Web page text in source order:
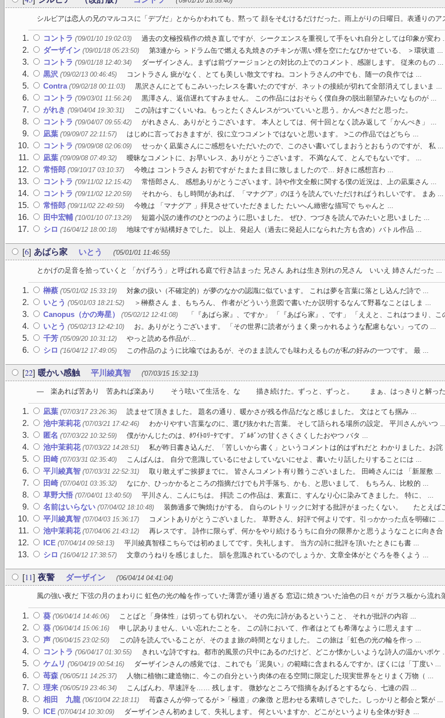
シルビアは恋人の兄のマルコスに「デブだ」とからかわれても、黙って 顔をそむけるだけだった。雨上がりの日曜日。表通りのア
コントラ ('09/01/10 19:02:03) 過去の文極投稿作の焼き直しですが、シークエンスを重視して手をいれ自分としては印象が変わ ...
ダーザイン ('09/01/18 05:23:50) 第3連から ＞ドラム缶で燃える丸焼きのチキンが黒い煙を空にたなびかせている、 ＞環状道 ...
コントラ ('09/01/18 12:40:34) ダーザインさん。まずは前ヴァージョンとの対比の上でのコメント、感謝します。 従来のもの ...
黒沢 ('09/02/13 00:46:45) コントラさん 疵がなく、とても美しい散文ですね。コントラさんの中でも、随一の良作では ...
Contra ('09/02/18 00:11:03) 黒沢さんにとてもこみいったレスを書いたのですが、ネットの接続が切れて全部消えてしまいま ...
コントラ ('09/03/01 11:56:24) 黒澤さん、返信遅れてすみません。 この作品にはおそらく僕自身の脱出願望みたいなものが ...
がれき ('09/04/04 19:30:31) この詩はすごくいいね。もっとたくさんレスがついていいと思う。かんぺきだと思った。
コントラ ('09/04/07 09:55:42) がれきさん、ありがとうございます。 本人としては、何十回となく読み返して「かんぺき」 ...
凪葉 ('09/09/07 22:11:57) はじめに言っておきますが、役に立つコメントではないと思います。 >この作品ではどちら ...
コントラ ('09/09/08 02:06:09) せっかく凪葉さんにご感想をいただいたので、このさい書いてしまおうとおもうのですが、 私 ...
凪葉 ('09/09/08 07:49:32) 曖昧なコメントに、お早いレス、ありがとうございます。 不満なんて、とんでもないです。 ...
常悟郎 ('09/10/17 03:10:37) 今晩は コントラさん お初ですが たまたま目に致しましたので… 好きに感想言わ ...
コントラ ('09/11/02 12:15:42) 常悟郎さん、 感想ありがとうございます。詩や作文全般に関する僕の近況は、上の凪葉さん ...
コントラ ('09/11/02 12:20:59) それから、もし時間があれば、「マナグア」のほうを読んでいただければうれしいです。 まあ ...
常悟郎 ('09/11/02 22:49:59) 今晩は 「マナグア 」拝見させていただきました たいへん緻密な描写で ちゃんと ...
田中宏輔 ('10/01/10 07:13:29) 短篇小説の連作のひとつのように思いました。 ぜひ、つづきを読んでみたいと思いました ...
シロ ('16/04/12 18:00:18) 地味ですが結構好きでした。 以上、発起人（過去に発起人になられた方も含め）バトル作品 ...
[6] あばら家 いとう ('05/01/01 11:46:55)
とかげの足音を拾っていくと 「かげろう」と呼ばれる庭で行き詰まった 兄さん あれは生き別れの兄さん いいえ 姉さんだった ...
榊蔡 ('05/01/02 15:33:19) 対象の扱い（不確定的）が夢のなかの認識に似ています。 これは夢を言葉に落とし込んだ詩で ...
いとう ('05/01/03 18:21:52) ＞榊蔡さん ま、もちろん、 作者がどういう意図で書いたか説明するなんて野暮なことはしま ...
Canopus（かの寿星） ('05/02/12 12:41:08) 「『あばら家』、ですか」 「『あばら家』、です」 「ええと、これはつまり、こ
いとう ('05/02/13 12:42:10) お。ありがとうございます。 「その世界に読者がうまく乗っかれるような配慮もない」っての ...
千芳 ('05/09/20 10:31:12) やっと読める作品が…
シロ ('16/04/12 17:49:05) この作品のように比喩ではあるが、そのまま読んでも味わえるものが私の好みの一つです。 最 ...
[22] 暖かい感触 平川綾真智 ('07/03/15 15:32:13)
― 楽あれば苦あり 苦あれば楽あり そう呟いて生活を、な 描き続けた。ずっと、ずっと。 まぁ、はっきりと解った
凪葉 ('07/03/17 23:26:36) 読ませて頂きました。 題名の通り、暖かさが残る作品だなと感じました。 文はとても掴み ...
池中茉莉花 ('07/03/21 17:42:46) わかりやすい言葉なのに、選び抜かれた言葉。 そして語られる場所の設定。 平川さんがいつ ...
匿名 ('07/03/22 10:32:59) 僕がかんじたのは、ﾎﾜｲﾄﾛﾘｰﾀです。 ﾌﾞﾙﾎﾞﾝの甘くさくさくしたおやつ バタ ...
池中茉莉花 ('07/03/22 14:28:51) 私が昨日書き込んだ、「苦しいから書く」というコメントは的はずれだと わかりました。お詫
田崎 ('07/03/31 02:35:40) こんばんは。 自分で意識しているにせよしていないにせよ、書いたり話したりすることには ...
平川綾真智 ('07/03/31 22:52:31) 取り敢えずご挨拶までに。 皆さんコメント有り難うございました。 田崎さんには 「新屋敷 ...
田崎 ('07/04/01 03:35:32) なにか、ひっかかるところの指摘だけでも片手落ち、かも、と思いまして、 もちろん、比較的 ...
草野大悟 ('07/04/01 13:40:50) 平川さん、こんにちは。 拝読 この作品は、素直に、すんなり心に染みてきました。 特に、 ...
名前はいらない ('07/04/02 18:10:48) 装飾過多で胸焼けがする。 自らのレトリックに対する批評がまったくない。 たとえば
平川綾真智 ('07/04/03 15:36:17) コメントありがとうございました。 草野さん、好評で何よりです。引っかかった点を明確に ...
池中茉莉花 ('07/04/06 21:43:12) 再レスです。 詩作に限らず、何かをやり続けるうちに自分の限界かと思うようなことに向き合
ICE ('07/04/14 09:58:13) 平川綾真智様こちらでは初めましてです。失礼します。 当方の詩に批評を頂いたときにも書 ...
シロ ('16/04/12 17:38:57) 文章のうねりを感じました。 韻を意識されているのでしょうか、文章全体がとぐろを巻くよう ...
[11] 夜警 ダーザイン ('06/04/14 04:41:04)
風の強い夜だ 下弦の月のまわりに 虹色の光の輪を作っていた薄雲が通り過ぎる 窓辺に焼きついた油色の日々が ガラス板から流れ
葵 ('06/04/14 14:46:06) ことばと「身体性」は切っても切れない。 その先に詩があるということ、 それが批評の内容 ...
葵 ('06/04/14 15:06:16) 申し訳ありません、いい忘れたことを。 この詩において、作者はとても希薄なように思えます ...
声 ('06/04/15 23:02:50) この詩を読んでいることが、そのまま旅の時間となりました。 この旅は「虹色の光の輪を作っ ...
コントラ ('06/04/17 01:30:55) きれいな詩ですね。都市的風景の只中にあるのだけど、どこか懐かしいような詩人の温かいポケ ...
ケムリ ('06/04/19 00:54:16) ダーザインさんの感覚では、これでも「泥臭い」の範疇に含まれるんですか。ぼくには「丁度い ...
苺森 ('06/05/11 14:25:37) 人物に植物に建造物に、今この自分という肉体の在る空間に限定した現実世界をとりまく万物（ ...
理来 ('06/05/19 23:46:34) こんばんわ、早速評を…… 残します。 微妙なところで指摘をあげるとするなら、七連の四 ...
相田 九龍 ('06/10/04 22:18:11) 苺森さんが仰ってるが >「極道」の象徴 と思わせる素晴しさでした。しっかりと都会と繋が ...
ICE ('07/04/14 10:30:09) ダーザインさん初めまして、失礼します。 何といいますか、どこがというよりも全体が好き ...